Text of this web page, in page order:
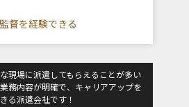
督を経験できる
現場に派遣してもらえることが多い
務内容が明確で、キャリアアップを
る派遣会社です！